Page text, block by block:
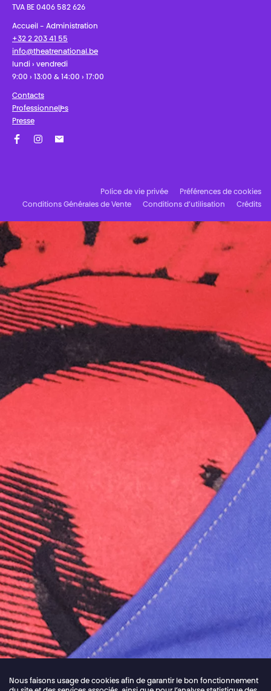
TVA BE 0406 582 626
Accueil - Administration
+32 2 203 41 55
info@theatrenational.be
lundi › vendredi
9:00 › 13:00 & 14:00 › 17:00
Contacts
Professionnel·les
Presse
Police de vie privée
Préférences de cookies
Conditions Générales de Vente
Conditions d’utilisation Crédits
Nous faisons usage de cookies afin de garantir le bon fonctionnement